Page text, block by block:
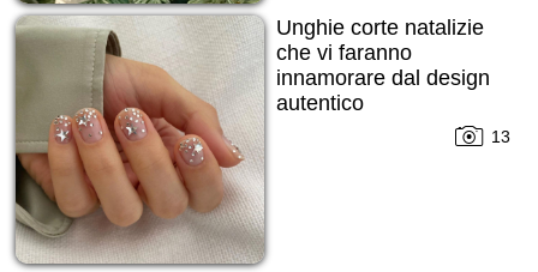
Unghie corte natalizie
che vi faranno
innamorare dal design
autentico
13